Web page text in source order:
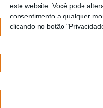
este website. Você pode
consentimento a qualquer
clicando no botão